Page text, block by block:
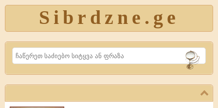
Sibrdzne.ge
Search